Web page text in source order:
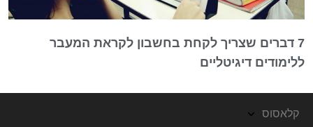
7 דברים שצריך לקחת בחשבון לקראת המעבר
ללימודים דיגיטליים
קלאסוס